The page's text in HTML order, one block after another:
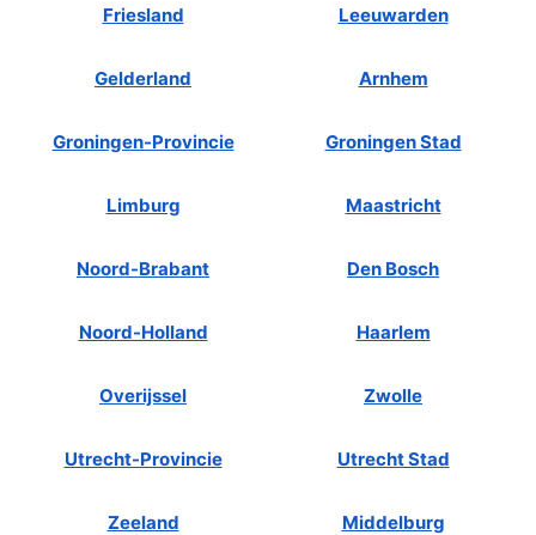
Friesland Leeuwarden
Gelderland Arnhem
Groningen-Provincie Groningen Stad
Limburg Maastricht
Noord-Brabant Den Bosch
Noord-Holland Haarlem
Overijssel Zwolle
Utrecht-Provincie Utrecht Stad
Zeeland Middelburg